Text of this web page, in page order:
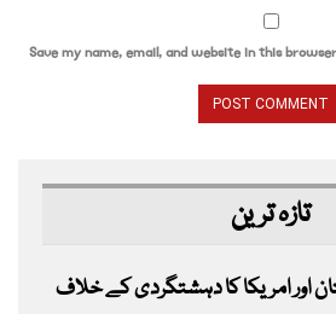
Save my name, email, and website in this
تازہ ترین
اور امریکا کا دہشتگردی کے خلاف